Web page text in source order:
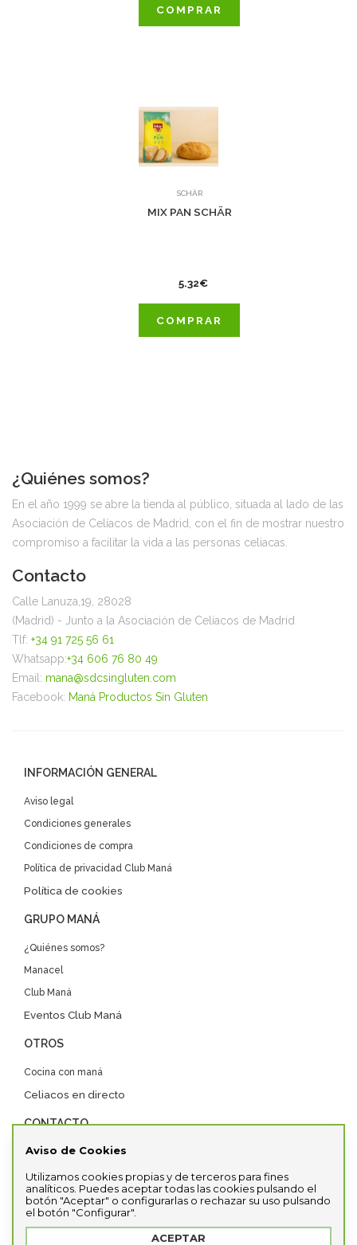
COMPRAR
SCHÄR
MIX PAN SCHÄR
5.32€
COMPRAR
¿Quiénes somos?
En el año 1999 se abre la tienda al público, situada al lado de las
Asociación de Celíacos de Madrid, con el fin de mostrar nuestro
compromiso a facilitar la vida a las personas celiacas.
Contacto
Calle Lanuza,19, 28028
(Madrid) - Junto a la Asociación de Celíacos de Madrid
Tlf: +34 91 725 56 61
Whatsapp:+34 606 76 80 49
Email: mana@sdcsingluten.com
Facebook: Maná Productos Sin Gluten
INFORMACIÓN GENERAL
Aviso legal
Condiciones generales
Condiciones de compra
Política de privacidad Club Maná
Política de cookies
GRUPO MANÁ
¿Quiénes somos?
Manacel
Club Maná
Eventos Club Maná
OTROS
Cocina con maná
Celiacos en directo
CONTACTO
Contacta con nosotros
Distribuidores
SDC
Aviso de Cookies
Utilizamos cookies propias y de terceros para fines
analíticos. Puedes aceptar todas las cookies pulsando el
botón "Aceptar" o configurarlas o rechazar su uso pulsando
el botón "Configurar".
ACEPTAR